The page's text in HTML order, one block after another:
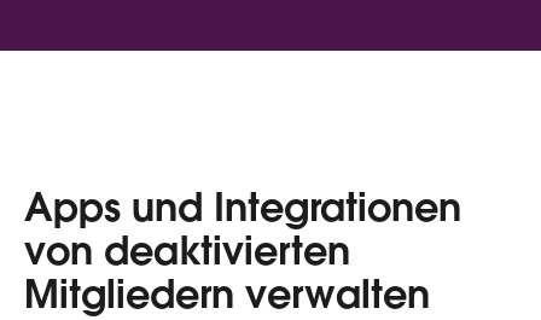
Apps und Integrationen
von deaktivierten
Mitgliedern verwalten